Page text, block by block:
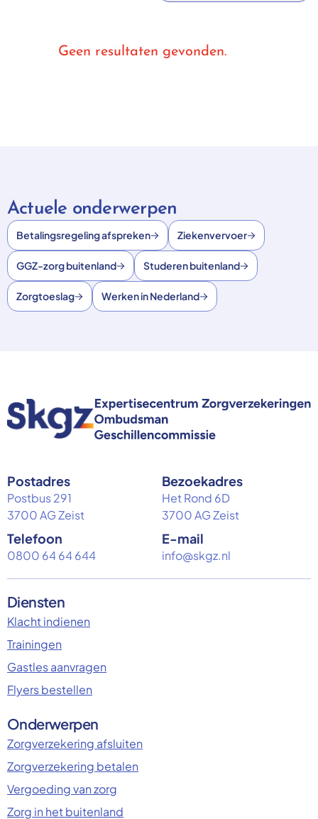
Geen resultaten gevonden.
Actuele onderwerpen
Betalingsregeling afspreken Ziekenvervoer
GGZ-zorg buitenland Studeren buitenland
Zorgtoeslag Werken in Nederland
Postadres
Postbus 291
3700 AG Zeist
Bezoekadres
Het Rond 6D
3700 AG Zeist
Telefoon
0800 64 64 644
E-mail
info@skgz.nl
Diensten
Klacht indienen
Trainingen
Gastles aanvragen
Flyers bestellen
Onderwerpen
Zorgverzekering afsluiten
Zorgverzekering betalen
Vergoeding van zorg
Zorg in het buitenland